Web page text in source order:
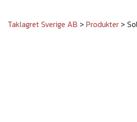
Taklagret Sverige AB > Produkter >